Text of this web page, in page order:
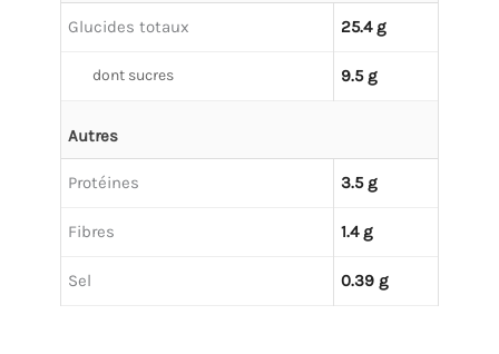
Glucides totaux 25.4 g
dont sucres 9.5 g
Autres
Protéines 3.5 g
Fibres 1.4 g
Sel 0.39 g